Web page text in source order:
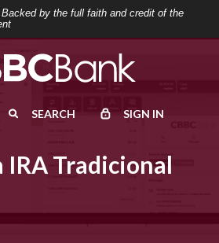
by the full faith and credit of the
SEARCH SIGN IN
IRA Tradicional